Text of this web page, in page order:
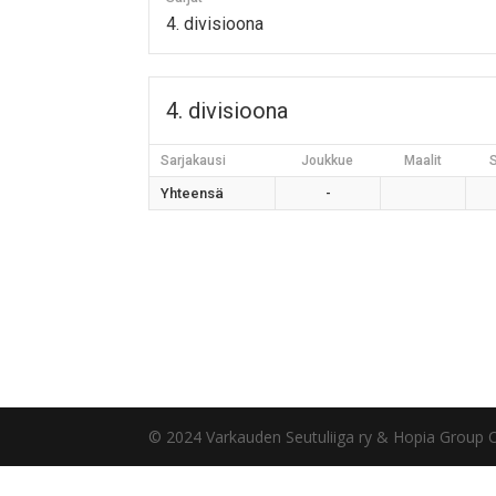
4. divisioona
4. divisioona
Sarjakausi Joukkue Maalit
Yhteensä -
© 2024 Varkauden Seutuliiga ry & Hopia Group